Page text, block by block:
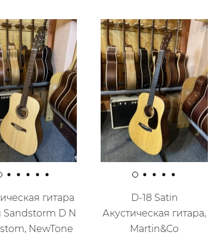
гитара
Sandstorm D N
NewTone
D-18 Satin
Акустическая гитара,
Martin&Co